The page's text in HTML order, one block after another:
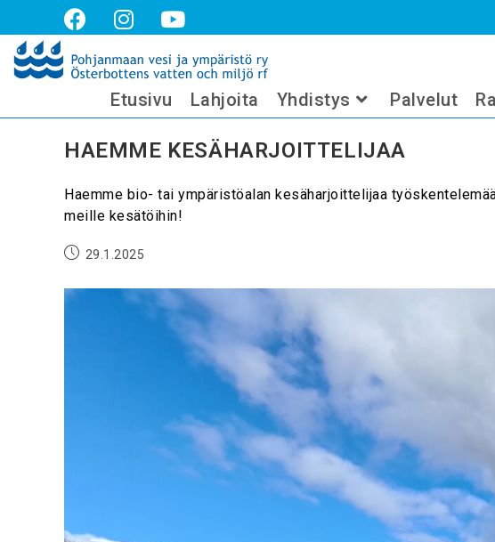
Etusivu Lahjoita Yhdistys Palvelut
HAEMME KESÄHARJOITTELIJAA
Haemme bio- tai ympäristöalan kesäharjoittelijaa
meille kesätöihin!
29.1.2025